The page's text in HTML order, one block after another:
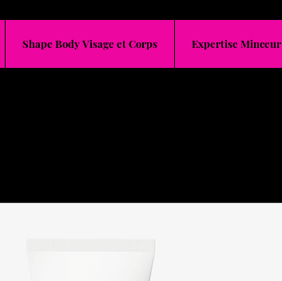
Shape Body Visage et Corps Expertise Minceur